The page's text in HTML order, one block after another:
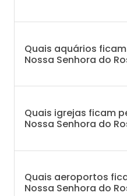
Quais aquários
Nossa Senhora do
Quais igrejas ficam
Nossa Senhora do
Quais aeroportos
Nossa Senhora do